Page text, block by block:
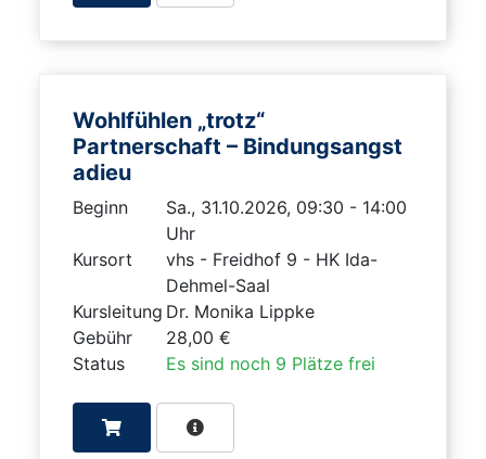
Wohlfühlen „trotz“
Partnerschaft – Bindungsangst
adieu
Beginn
Sa., 31.10.2026, 09:30 - 14:00
Uhr
Kursort
vhs - Freidhof 9 - HK Ida-
Dehmel-Saal
Kursleitung Dr. Monika Lippke
Gebühr
28,00 €
Status
Es sind noch 9 Plätze frei